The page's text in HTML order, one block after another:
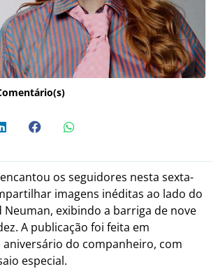
os seguidores nesta sexta-
imagens inéditas ao lado do
Neuman, exibindo a barriga de nove
A publicação foi feita em
aniversário do companheiro, com
especial.